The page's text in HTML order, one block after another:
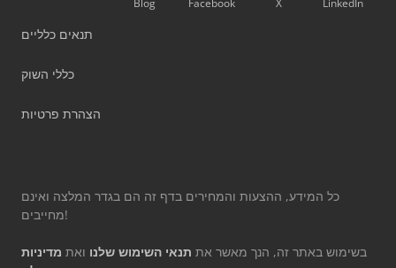
תנאים כלליים
כללי השוק
הצהרת פרטיות
Blog Facebook X LinkedIn
כל המידע, ההצעות והמחירים בדף זה הם בגדר המלצה ואינם
מחייבים!
בשימוש באתר זה, הנך מאשר את תנאי השימוש שלנו ואת מדיניות